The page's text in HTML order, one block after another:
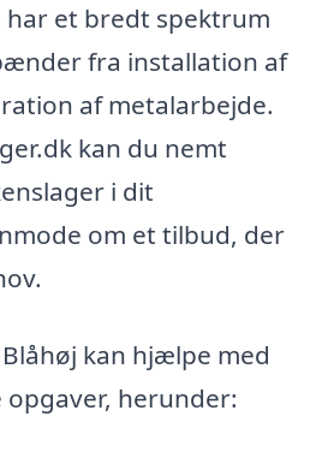
har et bredt spektrum
fra installation af
af metalarbejde.
kan du nemt
i dit
om et tilbud, der
kan hjælpe med
herunder: